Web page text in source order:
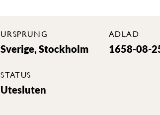
URSPRUNG
Sverige, Stockholm
ADLAD
1658-08-
STATUS
Utesluten